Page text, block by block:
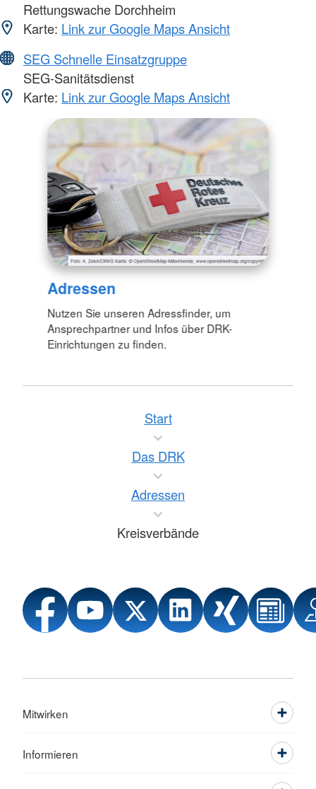
Rettungswache Dorchheim
Karte: Link zur Google Maps Ansicht
SEG Schnelle Einsatzgruppe
SEG-Sanitätsdienst
Karte: Link zur Google Maps Ansicht
Adressen
Nutzen Sie unseren Adressfinder, um
Ansprechpartner und Infos über DRK-
Einrichtungen zu finden.
Start
Das DRK
Adressen
Kreisverbände
Mitwirken
Informieren